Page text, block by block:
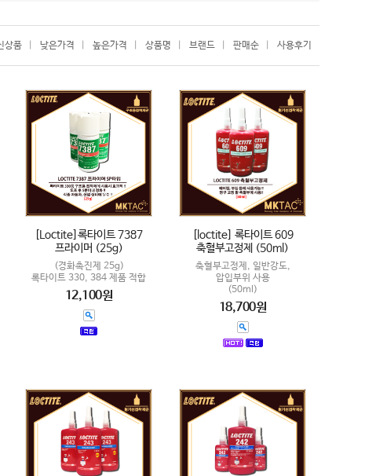
상품 낮은가격 높은가격 상품명 브랜드 판매순 사용후기
[Loctite]록타이트 7387
프라이머 (25g)
(경화촉진제 25g)
록타이트 330, 384 제품 적합
12,100원
[loctite] 록타이트 609
축혈부고정제 (50ml)
축혈부고정제, 일반강도,
압입부위 사용
(50ml)
18,700원